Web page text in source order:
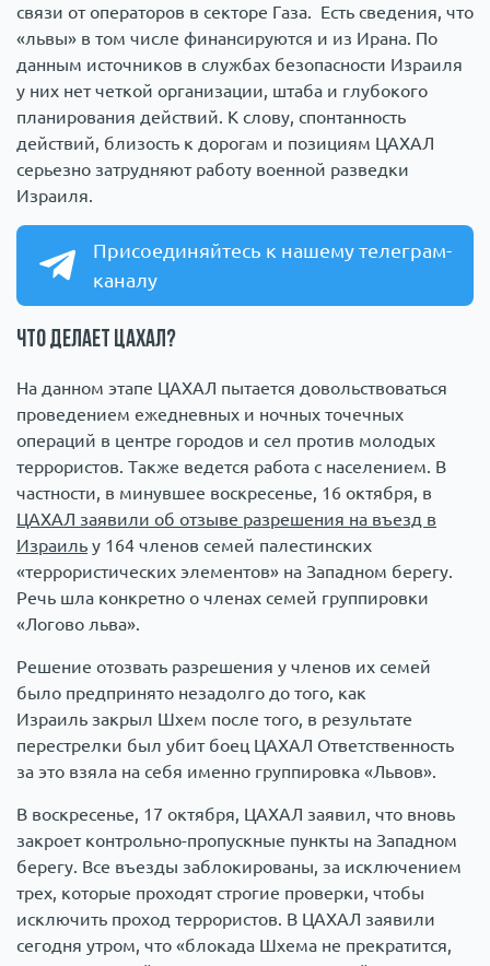
связи от операторов в секторе Газа. Есть сведения, что
«львы» в том числе финансируются и из Ирана. По
данным источников в службах безопасности Израиля
у них нет четкой организации, штаба и глубокого
планирования действий. К слову, спонтанность
действий, близость к дорогам и позициям ЦАХАЛ
серьезно затрудняют работу военной разведки
Израиля.
Присоединяйтесь к нашему телеграм-
каналу
Что делает ЦАХАЛ?
На данном этапе ЦАХАЛ пытается довольствоваться
проведением ежедневных и ночных точечных
операций в центре городов и сел против молодых
террористов. Также ведется работа с населением. В
частности, в минувшее воскресенье, 16 октября, в
ЦАХАЛ заявили об отзыве разрешения на въезд в
Израиль у 164 членов семей палестинских
«террористических элементов» на Западном берегу.
Речь шла конкретно о членах семей группировки
«Логово льва».
Решение отозвать разрешения у членов их семей
было предпринято незадолго до того, как
Израиль закрыл Шхем после того, в результате
перестрелки был убит боец ЦАХАЛ Ответственность
за это взяла на себя именно группировка «Львов».
В воскресенье, 17 октября, ЦАХАЛ заявил, что вновь
закроет контрольно-пропускные пункты на Западном
берегу. Все въезды заблокированы, за исключением
трех, которые проходят строгие проверки, чтобы
исключить проход террористов. В ЦАХАЛ заявили
сегодня утром, что «блокада Шхема не прекратится,